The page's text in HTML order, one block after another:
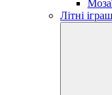
Літні